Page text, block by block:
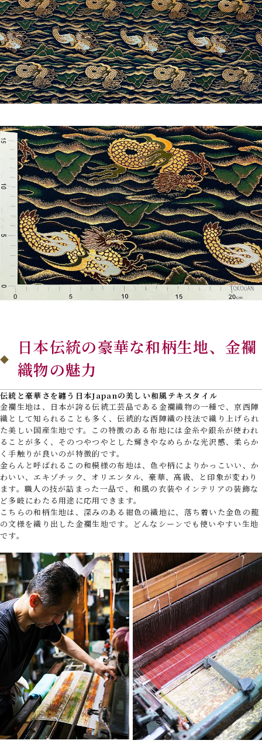
日本伝統の豪華な和柄生地、金襴
織物の魅力
伝統と豪華さを纏う日本Japanの美しい和風テキスタイル
金襴生地は、日本が誇る伝統工芸品である金襴織物の一種で、京西陣
織として知られることも多く、伝統的な西陣織の技法で織り上げられ
た美しい国産生地です。この特徴のある布地には金糸や銀糸が使われ
ることが多く、そのつやつやとした輝きやなめらかな光沢感、柔らか
く手触りが良いのが特徴的です。
金らんと呼ばれるこの和模様の布地は、色や柄によりかっこいい、か
わいい、エキゾチック、オリエンタル、豪華、高級、と印象が変わり
ます。職人の技が詰まった一品で、和風の衣装やインテリアの装飾な
ど多岐にわたる用途に応用できます。
こちらの和柄生地は、深みのある紺色の織地に、落ち着いた金色の龍
の文様を織り出した金襴生地です。どんなシーンでも使いやすい生地
です。